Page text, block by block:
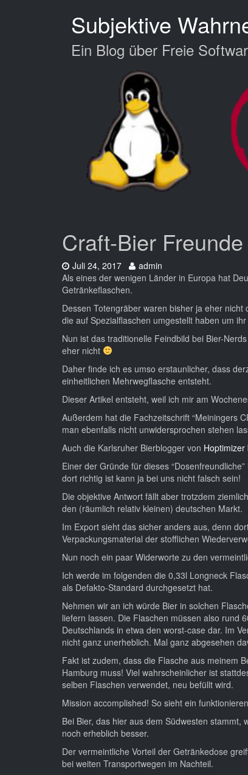
Subjektive
Ein Blog über Freie
Craft-Bier
Datum:
Juli 24, 2017 Autor:
admin
Als eines der wenigen Länder in Europa hat
Getränkeflaschen.
Dessen Totengräber waren bisher ja eher
die auf Spezialflaschen umgestellt haben um
Nun ist das traditionelle Feindbild bei Bier-
eher nicht
Daher finde ich es umso erstaunlicher, dass
einheitlichen Mehrwegflasche entsteht.
Dieser Artikel entsteht, weil ich mir am
Außerdem hat die Fachzeitschrift “Meiningers
man ebenfalls nicht unwidersprochen stehen
Auch die Karlsruher Bierblogger von Hoptimizer
Einer der Gründe für dieses
dort richtig ist kann ja bei uns nicht falsch sein!
Die objektive Antwort fällt aber trotzdem
den (räumlich relativ kleinen) deutschen Markt.
Im Export sieht das sicher anders aus, denn
Verpackungsmaterial der stofflichen
Nun noch ein paar Widerworte zu den
Ich werde im folgenden die 0,33l Longneck
als Defakto-Standard durchgesetzt hat.
Nehmen wir an ich würde Bier in solchen
liefern lassen. Die Flaschen müssen also rund
Deutschlands in etwa den worst-case dar. Im
nicht ganz unerheblich. Mal ganz abgesehen
Fakt ist zudem, dass die Flasche aus meinem
Hamburg muss! Viel wahrscheinlicher ist
selben Flaschen verwendet, neu befüllt wird.
Mission accomplished! So sieht ein
Bei Bier, das hier aus dem Südwesten
noch erheblich besser.
Der vermeintliche Vorteil der Getränkedose
bei weiten Transportwegen im Nachteil.